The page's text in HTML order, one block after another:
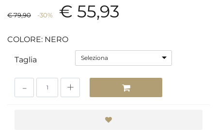
€ 79,90 -30% € 55,93
COLORE: NERO
Taglia Seleziona